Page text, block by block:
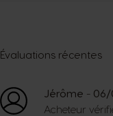
Évaluations récentes
Jérôme - 06/
Acheteur